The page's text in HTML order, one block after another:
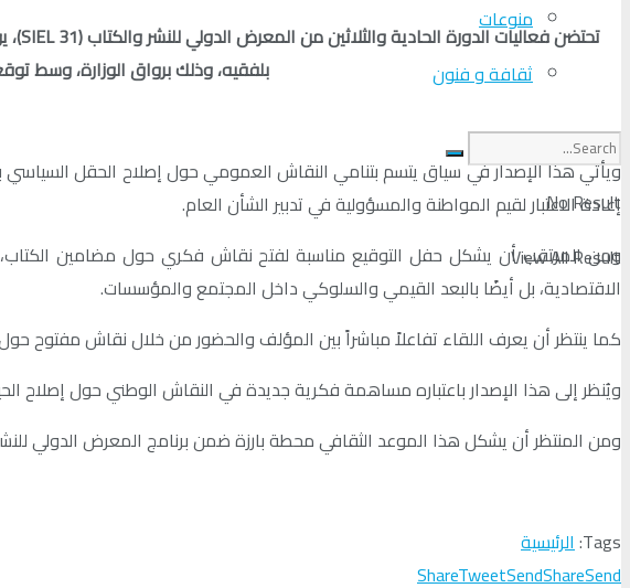
منوعات
ثقافة و فنون
No Result
View All Result
بلفقيه، وذلك برواق الوزارة، وسط
ويأتي هذا الإصدار في سياق يتسم بتنامي النقاش العمومي حول إصلاح الحقل السياسي
إعادة الاعتبار لقيم المواطنة والمسؤولية في تدبير الشأن العام.
ومن المرتقب أن يشكل حفل التوقيع مناسبة لفتح نقاش فكري حول مضامين الكتاب،
الاقتصادية، بل أيضًا بالبعد القيمي والسلوكي داخل المجتمع والمؤسسات.
كما ينتظر أن يعرف اللقاء تفاعلاً مباشراً بين المؤلف والحضور من خلال نقاش مفتوح
ويُنظر إلى هذا الإصدار باعتباره مساهمة فكرية جديدة في النقاش الوطني حول
ومن المنتظر أن يشكل هذا الموعد الثقافي محطة بارزة ضمن برنامج المعرض الدولي
Tags: الرئيسية
ShareTweetSendShareSend